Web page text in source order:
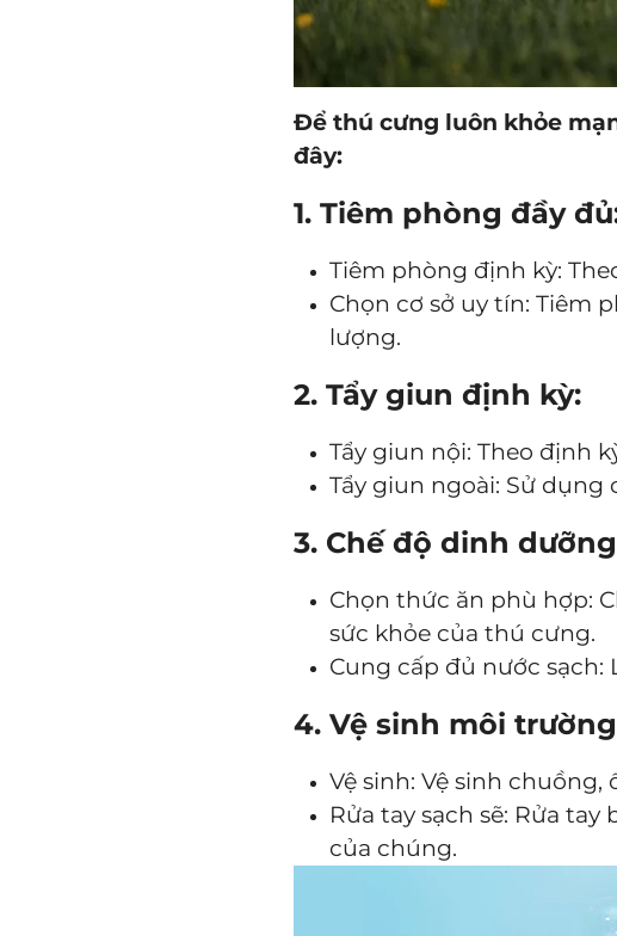
Để thú cưng luôn khỏe
đây:
1. Tiêm phòng đầy
Tiêm phòng định kỳ:
Chọn cơ sở uy tín: Tiêm
lượng.
2. Tẩy giun định kỳ:
Tẩy giun nội: Theo định
Tẩy giun ngoài: Sử dụng
3. Chế độ dinh
Chọn thức ăn phù hợp:
sức khỏe của thú cưng.
Cung cấp đủ nước
4. Vệ sinh môi
Vệ sinh: Vệ sinh
Rửa tay sạch sẽ: Rửa
của chúng.